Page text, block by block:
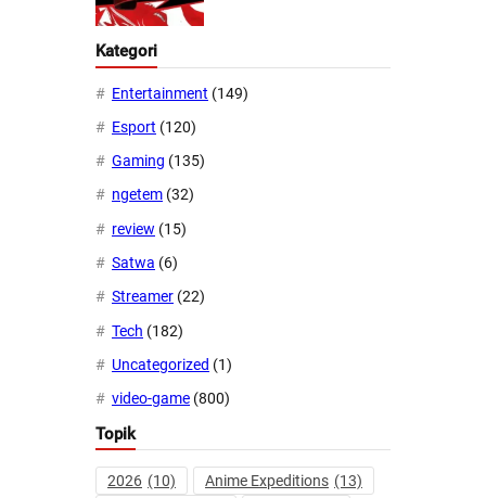
Kategori
Entertainment (149)
Esport (120)
Gaming (135)
ngetem (32)
review (15)
Satwa (6)
Streamer (22)
Tech (182)
Uncategorized (1)
video-game (800)
Topik
2026 (10) Anime Expeditions (13)